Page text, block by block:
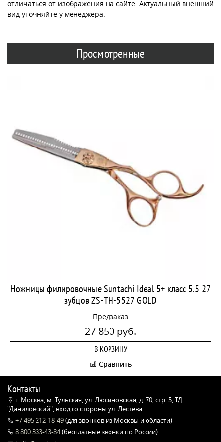
отличаться от изображения на сайте. Актуальный внешний
вид уточняйте у менеджера.
Просмотренные
Ножницы филировочные Suntachi Ideal 5+ класс 5.5 27
зубцов ZS-TH-5527 GOLD
Предзаказ
27 850 руб.
В КОРЗИНУ
Сравнить
Контакты
г. Москва, м. Тульская, ул. Люсиновская, д. 70, стр. 5, ТД
"Даниловский", вход со стороны ул. Лестева
+7 495 212-18-49(для звонков из Москвы и области)
8 800 333-43-84(бесплатные звонки по России)